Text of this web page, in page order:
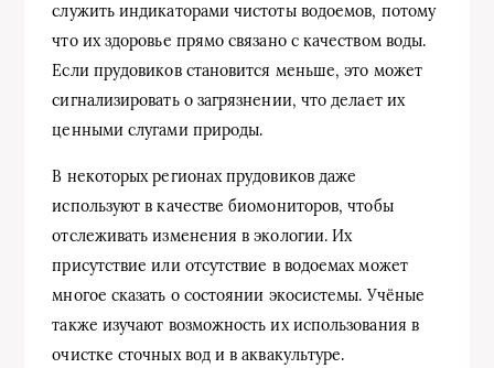
служить индикаторами чистоты водоемов, потому
что их здоровье прямо связано с качеством воды.
Если прудовиков становится меньше, это может
сигнализировать о загрязнении, что делает их
ценными слугами природы.
В некоторых регионах прудовиков даже
используют в качестве биомониторов, чтобы
отслеживать изменения в экологии. Их
присутствие или отсутствие в водоемах может
многое сказать о состоянии экосистемы. Учёные
также изучают возможность их использования в
очистке сточных вод и в аквакультуре.